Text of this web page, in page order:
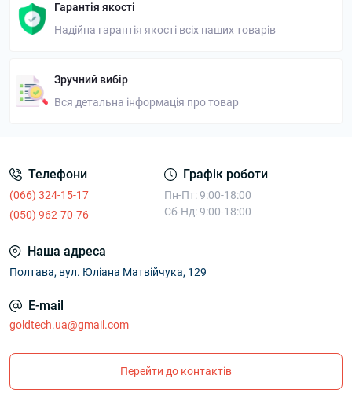
Гарантія якості
Надійна гарантія якості всіх наших товарів
Зручний вибір
Вся детальна інформація про товар
Телефони
(066) 324-15-17
(050) 962-70-76
Графік роботи
Пн-Пт: 9:00-18:00
Сб-Нд: 9:00-18:00
Наша адреса
Полтава, вул. Юліана Матвійчука, 129
E-mail
goldtech.ua@gmail.com
Перейти до контактів